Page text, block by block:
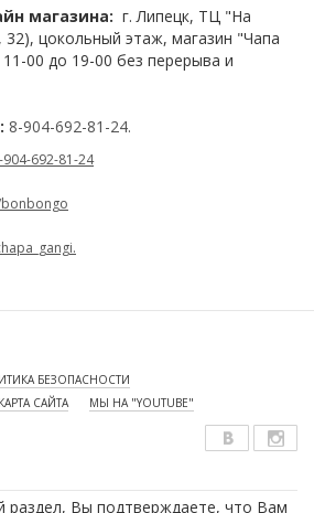
магазина: г. Липецк, ТЦ "На
цокольный этаж, магазин "Чапа
00 до 19-00 без перерыва и
8-904-692-81-24.
692-81-24
БЕЗОПАСНОСТИ
КАРТА САЙТА МЫ НА "YOUTUBE"
раздел, Вы подтверждаете, что Вам